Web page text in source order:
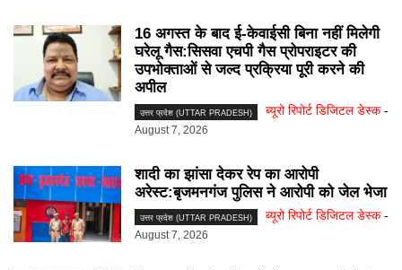
16 अगस्त के बाद ई-केवाईसी बिना नहीं मिलेगी
घरेलू गैस:सिसवा एचपी गैस प्रोपराइटर की
उपभोक्ताओं से जल्द प्रक्रिया पूरी करने की
अपील
उत्तर प्रदेश (UTTAR PRADESH) ब्यूरो रिपोर्ट डिजिटल डेस्क -
August 7, 2026
शादी का झांसा देकर रेप का आरोपी
अरेस्ट:बृजमनगंज पुलिस ने आरोपी को जेल भेजा
उत्तर प्रदेश (UTTAR PRADESH) ब्यूरो रिपोर्ट डिजिटल डेस्क -
August 7, 2026